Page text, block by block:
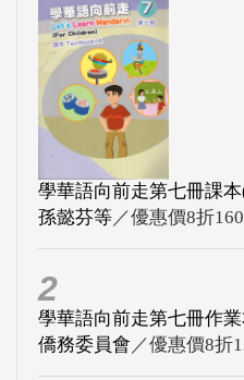
學華語向前走第七冊課
孫懿芬等／優惠價8折
2
學華語向前走第七冊作
僑務委員會 ／優惠價8折